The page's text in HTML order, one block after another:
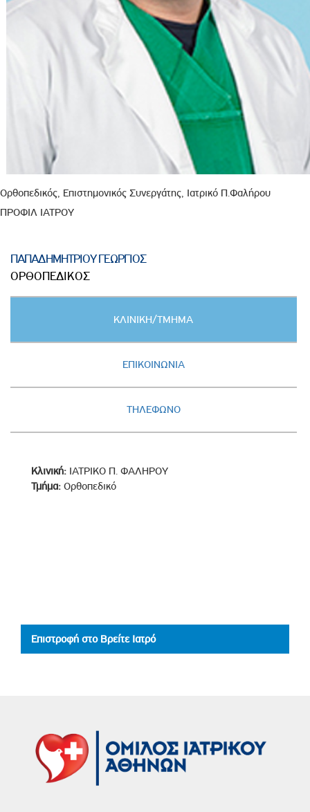
Ορθοπεδικός, Επιστημονικός Συνεργάτης, Ιατρικό Π.Φαλήρου
ΠΡΟΦΙΛ ΙΑΤΡΟΥ
ΠΑΠΑΔΗΜΗΤΡΙΟΥ ΓΕΩΡΓΙΟΣ
ΟΡΘΟΠΕΔΙΚΟΣ
ΚΛΙΝΙΚΗ/ΤΜΗΜΑ
ΕΠΙΚΟΙΝΩΝΙΑ
ΤΗΛΕΦΩΝΟ
Κλινική: ΙΑΤΡΙΚΟ Π. ΦΑΛΗΡΟΥ
Τμήμα: Ορθοπεδικό
Επιστροφή στο Βρείτε Ιατρό